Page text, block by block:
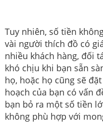
Tuy nhiên, số tiền
vài người thích đồ có
nhiều khách hàng, đối
khó chịu khi bạn sẵn
họ, hoặc họ cũng sẽ
hoạch của bạn có vấn
bạn bỏ ra một số tiền
không phù hợp với